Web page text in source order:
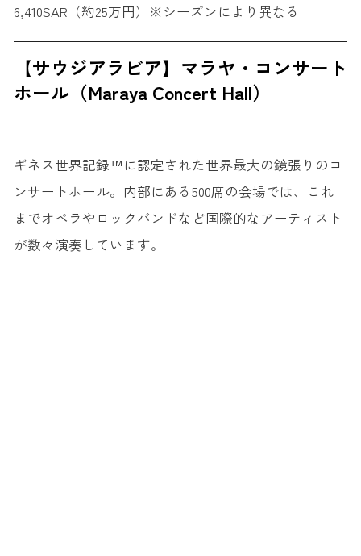
6,410SAR（約25万円）※シーズンにより異なる
【サウジアラビア】マラヤ・コンサート
ホール（Maraya Concert Hall）
ギネス世界記録™に認定された世界最大の鏡張りのコ
ンサートホール。内部にある500席の会場では、これ
までオペラやロックバンドなど国際的なアーティスト
が数々演奏しています。